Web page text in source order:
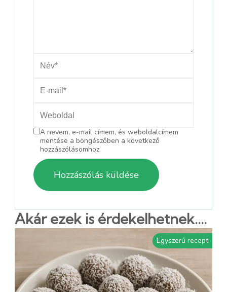
A nevem, e-mail címem, és weboldalcímem
mentése a böngészőben a következő
hozzászólásomhoz.
Akár ezek is érdekelhetnek....
Egyszerű recept